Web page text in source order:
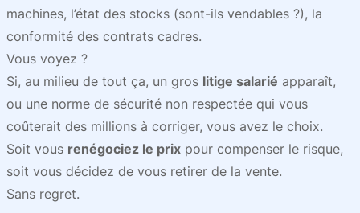
machines, l’état des stocks (sont-ils vendables ?), la
conformité des contrats cadres.
Vous voyez ?
Si, au milieu de tout ça, un gros litige salarié apparaît,
ou une norme de sécurité non respectée qui vous
coûterait des millions à corriger, vous avez le choix.
Soit vous renégociez le prix pour compenser le risque,
soit vous décidez de vous retirer de la vente.
Sans regret.